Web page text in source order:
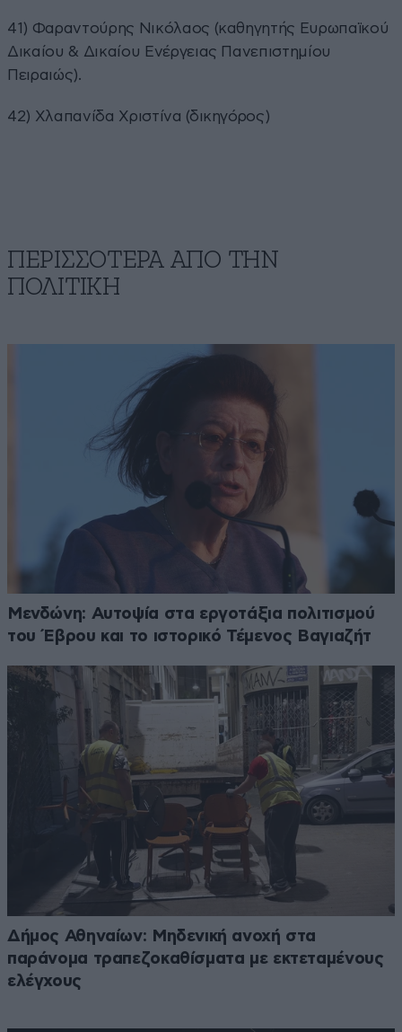
41) Φαραντούρης Νικόλαος (καθηγητής Ευρωπαϊκού
Δικαίου & Δικαίου Ενέργειας Πανεπιστημίου
Πειραιώς).
42) Χλαπανίδα Χριστίνα (δικηγόρος)
ΠΕΡΙΣΣΟΤΕΡΑ ΑΠΟ ΤΗΝ
ΠΟΛΙΤΙΚΗ
Μενδώνη: Αυτοψία στα εργοτάξια πολιτισμού
του Έβρου και το ιστορικό Τέμενος Βαγιαζήτ
Δήμος Αθηναίων: Μηδενική ανοχή στα
παράνομα τραπεζοκαθίσματα με εκτεταμένους
ελέγχους